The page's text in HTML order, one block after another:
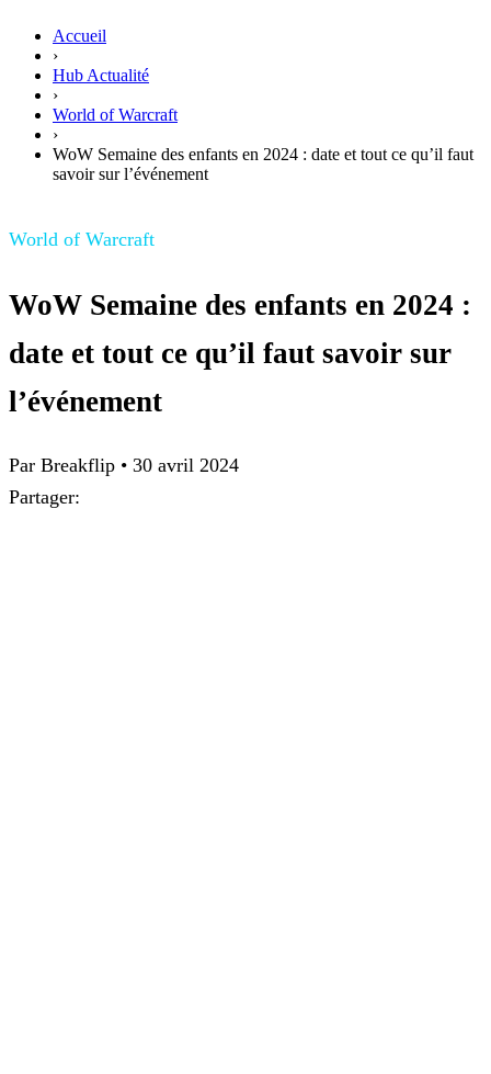
Accueil
›
Hub Actualité
›
World of Warcraft
›
WoW Semaine des enfants en 2024 : date et tout ce qu’il faut
savoir sur l’événement
World of Warcraft
WoW Semaine des enfants en 2024 :
date et tout ce qu’il faut savoir sur
l’événement
Par Breakflip • 30 avril 2024
Partager: